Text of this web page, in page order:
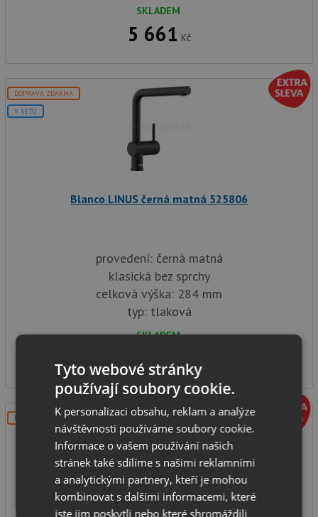
SKLADEM
5 661 Kč
DOPRAVA ZDARMA
V SETU
Blanco LINUS černá matná 525806
provedení: černá matná
klasická bez sprchy
celková výška: 284 mm
typ: tlaková
SKLADEM
6 921 Kč
DOPRAVA ZDARMA
Tyto webové stránky
používají soubory cookie.
K personalizaci obsahu, reklam a analýze
návštěvnosti používáme soubory cookie.
Informace o vašem používání našich
stránek také sdílíme s našimi reklamními
a analytickými partnery, kteří je mohou
kombinovat s dalšími informacemi, které
jste jim poskytli nebo které shromáždili